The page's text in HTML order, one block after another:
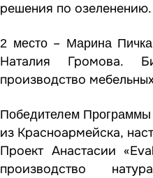
решения по озеленению.
2 место– Марина
Наталия Громова.
производство
Победителем Программы
из Красноармейска,
Проект Анастасии
производство